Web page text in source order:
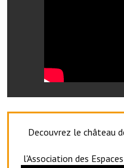
Fressin, ville d'histoire
Les panneaux du
Georges Bernanos
Decouvrez le château
l'Association des